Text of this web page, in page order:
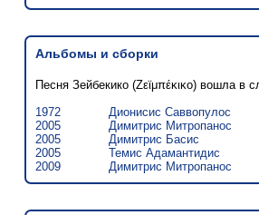
Альбомы и сборки
Песня Зейбекико (Ζεϊμπέκικο) вошла
1972
Дионисис Саввопулос
2005
Димитрис Митропанос
2005
Димитрис Басис
2005
Темис Адамантидис
2009
Димитрис Митропанос